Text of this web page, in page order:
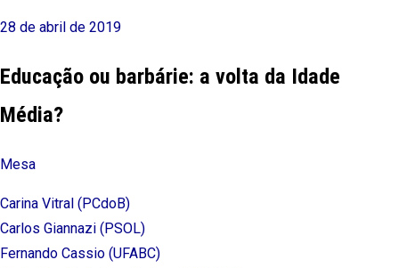
28 de abril de 2019
Educação ou barbárie: a volta da Idade
Média?
Mesa
Carina Vitral (PCdoB)
Carlos Giannazi (PSOL)
Fernando Cassio (UFABC)